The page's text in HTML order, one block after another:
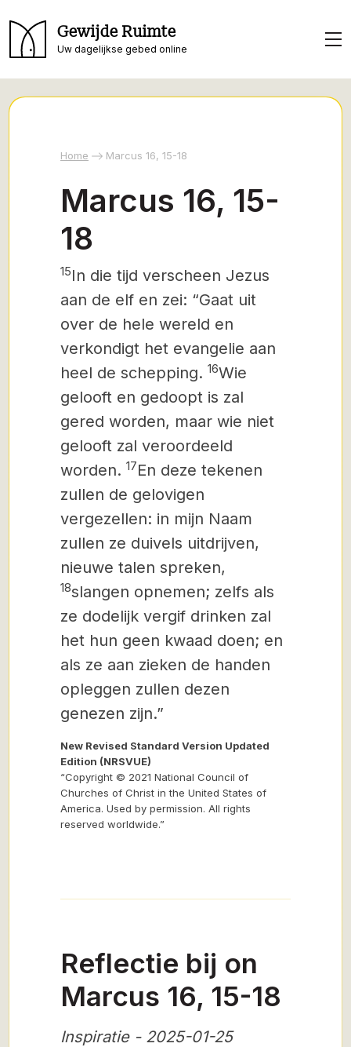
Gewijde Ruimte
Uw dagelijkse gebed online
Home Marcus 16, 15-18
Marcus 16, 15-
18
15In die tijd verscheen Jezus
aan de elf en zei: “Gaat uit
over de hele wereld en
verkondigt het evangelie aan
heel de schepping. 16Wie
gelooft en gedoopt is zal
gered worden, maar wie niet
gelooft zal veroordeeld
worden. 17En deze tekenen
zullen de gelovigen
vergezellen: in mijn Naam
zullen ze duivels uitdrijven,
nieuwe talen spreken,
18slangen opnemen; zelfs als
ze dodelijk vergif drinken zal
het hun geen kwaad doen; en
als ze aan zieken de handen
opleggen zullen dezen
genezen zijn.”
New Revised Standard Version Updated
Edition (NRSVUE)
“Copyright © 2021 National Council of
Churches of Christ in the United States of
America. Used by permission. All rights
reserved worldwide.”
Reflectie bij on
Marcus 16, 15-18
Inspiratie - 2025-01-25